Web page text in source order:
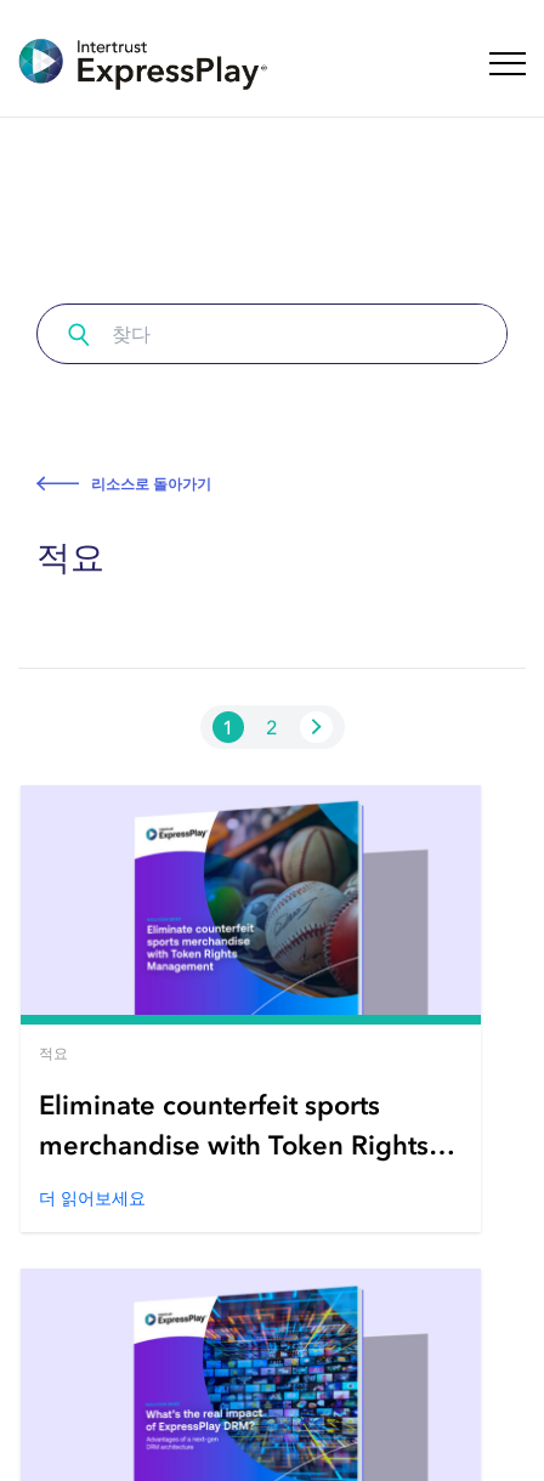
탐색
리소스로 돌아가기
적요
1 2
적요
Eliminate counterfeit sports
merchandise with Token Rights
Management
더 읽어보세요